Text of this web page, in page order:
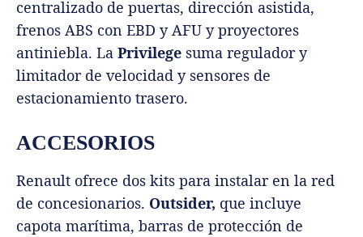
centralizado de puertas, dirección asistida,
frenos ABS con EBD y AFU y proyectores
antiniebla. La Privilege suma regulador y
limitador de velocidad y sensores de
estacionamiento trasero.
ACCESORIOS
Renault ofrece dos kits para instalar en la red
de concesionarios. Outsider, que incluye
capota marítima, barras de protección de